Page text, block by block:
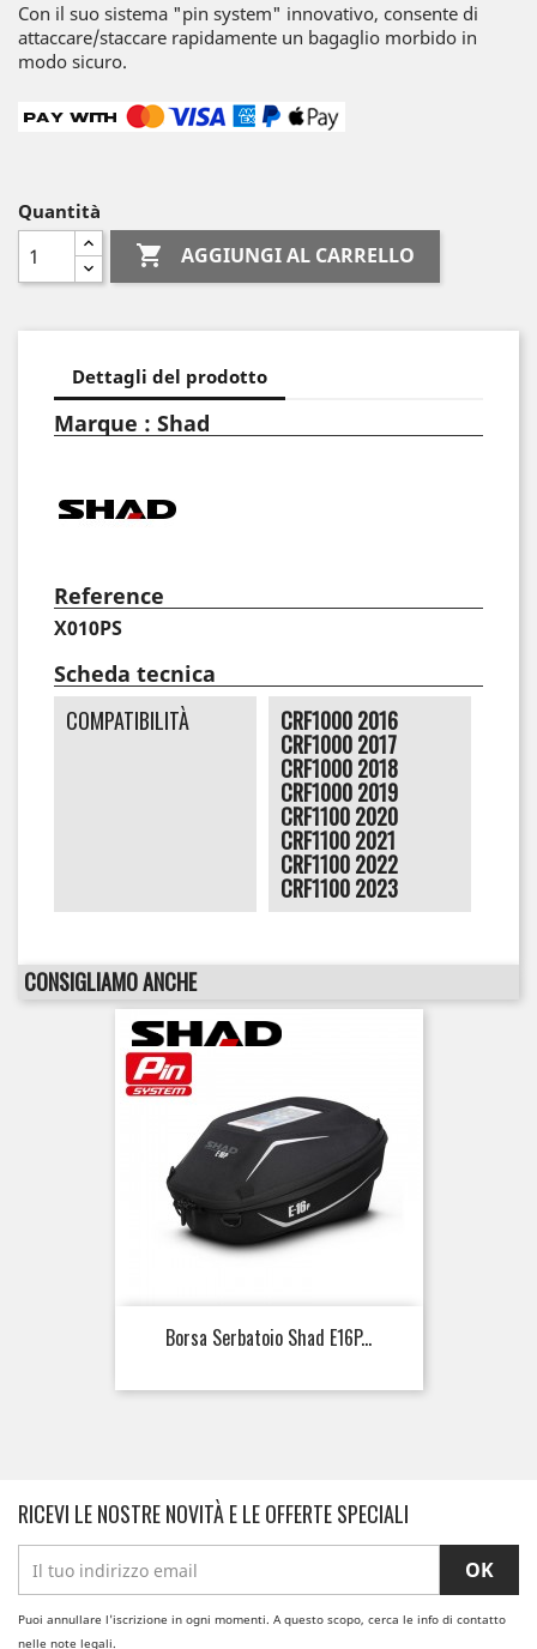
Con il suo sistema "pin system" innovativo, consente di
attaccare/staccare rapidamente un bagaglio morbido in
modo sicuro.
Quantità
 AGGIUNGI AL CARRELLO
Dettagli del prodotto
Marque : Shad
Reference
X010PS
Scheda tecnica
COMPATIBILITÀ CRF1000 2016
CRF1000 2017
CRF1000 2018
CRF1000 2019
CRF1100 2020
CRF1100 2021
CRF1100 2022
CRF1100 2023
CONSIGLIAMO ANCHE
Borsa Serbatoio Shad E16P...
RICEVI LE NOSTRE NOVITÀ E LE OFFERTE SPECIALI
Puoi annullare l'iscrizione in ogni momenti. A questo scopo, cerca le info di contatto
nelle note legali.